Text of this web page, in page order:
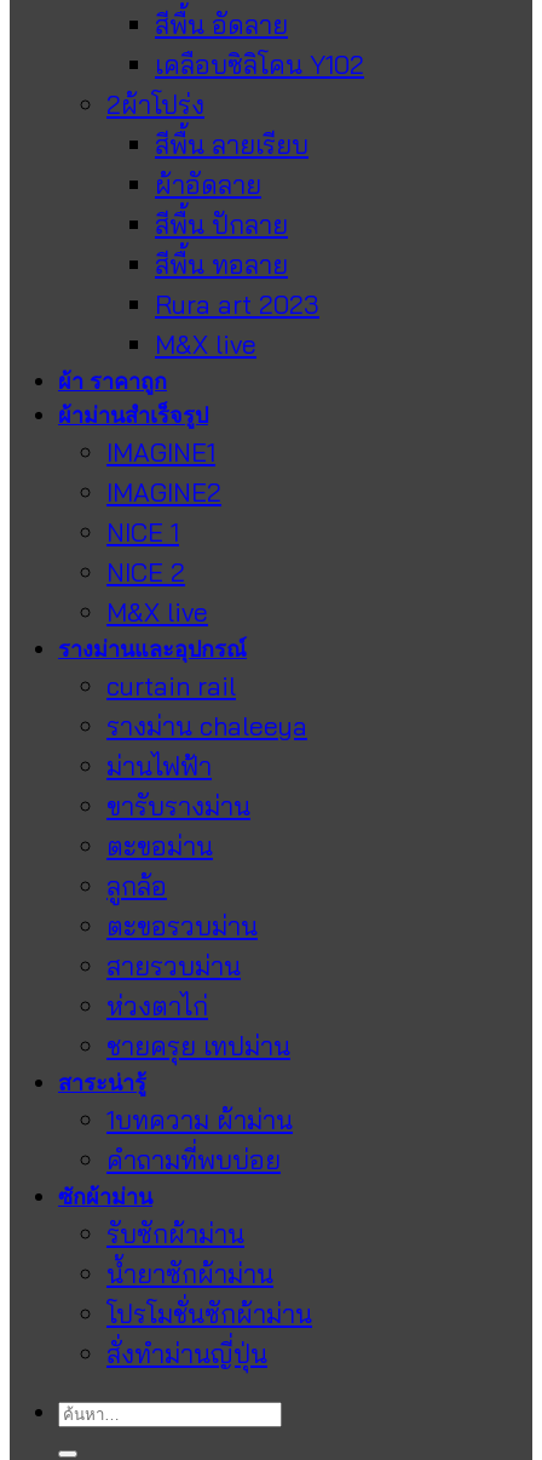
สีพื้น อัดลาย
เคลือบซิลิโคน Y102
2ผ้าโปร่ง
สีพื้น ลายเรียบ
ผ้าอัดลาย
สีพื้น ปักลาย
สีพื้น ทอลาย
Rura art 2023
M&X live
ผ้า ราคาถูก
ผ้าม่านสำเร็จรูป
IMAGINE1
IMAGINE2
NICE 1
NICE 2
M&X live
รางม่านและอุปกรณ์
curtain rail
รางม่าน chaleeya
ม่านไฟฟ้า
ขารับรางม่าน
ตะขอม่าน
ลูกล้อ
ตะขอรวบม่าน
สายรวบม่าน
ห่วงตาไก่
ชายครุย เทปม่าน
สาระน่ารู้
1บทความ ผ้าม่าน
คำถามที่พบบ่อย
ซักผ้าม่าน
รับซักผ้าม่าน
น้ำยาซักผ้าม่าน
โปรโมชั่นซักผ้าม่าน
สั่งทำม่านญี่ปุ่น
ค้นหา: